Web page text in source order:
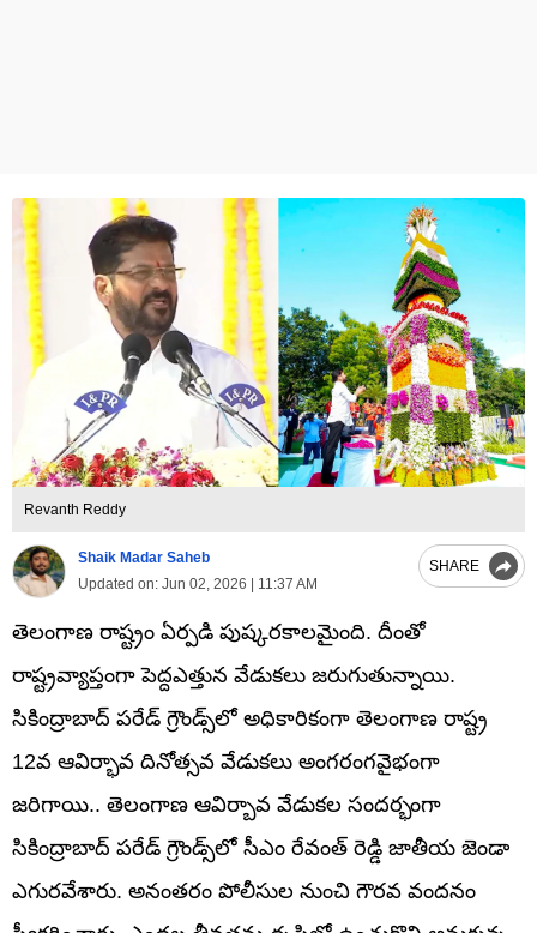
Revanth Reddy
Shaik Madar Saheb
Updated on: Jun 02, 2026 | 11:37 AM
SHARE
తెలంగాణ రాష్ట్రం ఏర్పడి పుష్కరకాలమైంది. దీంతో
రాష్ట్రవ్యాప్తంగా పెద్దఎత్తున వేడుకలు జరుగుతున్నాయి.
సికింద్రాబాద్‌ పరేడ్‌ గ్రౌండ్స్‌లో అధికారికంగా తెలంగాణ రాష్ట్ర
12వ ఆవిర్భావ దినోత్సవ వేడుకలు అంగరంగవైభంగా
జరిగాయి.. తెలంగాణ ఆవిర్బావ వేడుకల సందర్భంగా
సికింద్రాబాద్ పరేడ్‌ గ్రౌండ్స్‌‌లో సీఎం రేవంత్ రెడ్డి జాతీయ జెండా
ఎగురవేశారు. అనంతరం పోలీసుల నుంచి గౌరవ వందనం